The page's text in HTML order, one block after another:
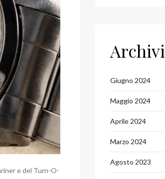
e del Turn-O-
Archivi
Giugno 2024
Maggio 2024
Aprile 2024
Marzo 2024
Agosto 2023